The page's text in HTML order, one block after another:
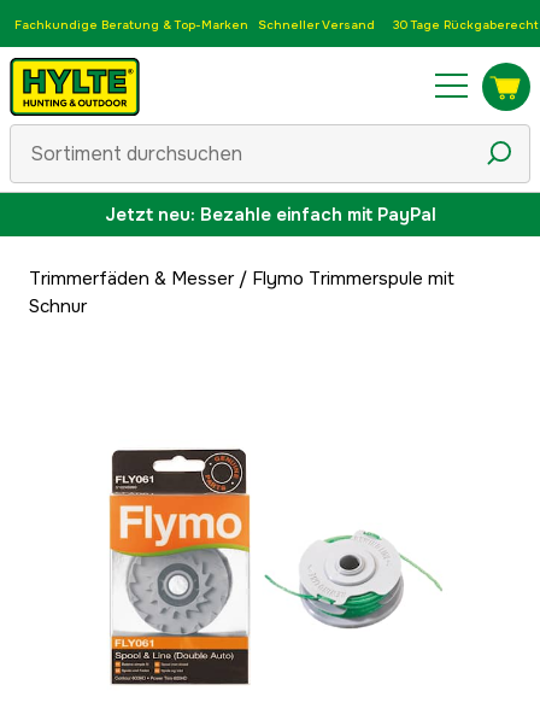
Fachkundige Beratung & Top-Marken Schneller Versand 30 Tage Rückgaberecht
Jetzt neu: Bezahle einfach mit PayPal
Trimmerfäden & Messer/ Flymo Trimmerspule mit
Schnur